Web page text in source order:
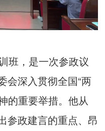
班，是一次参政议
会深入贯彻全国“两
的重要举措。他从
参政建言的重点、昂